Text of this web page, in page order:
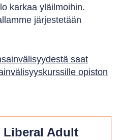
karkaa yläilmoihin.
järjestetään
saat
opiston
Liberal Adult